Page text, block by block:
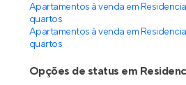
Apartamentos à venda em
quartos
Apartamentos à venda em
quartos
Opções de status em